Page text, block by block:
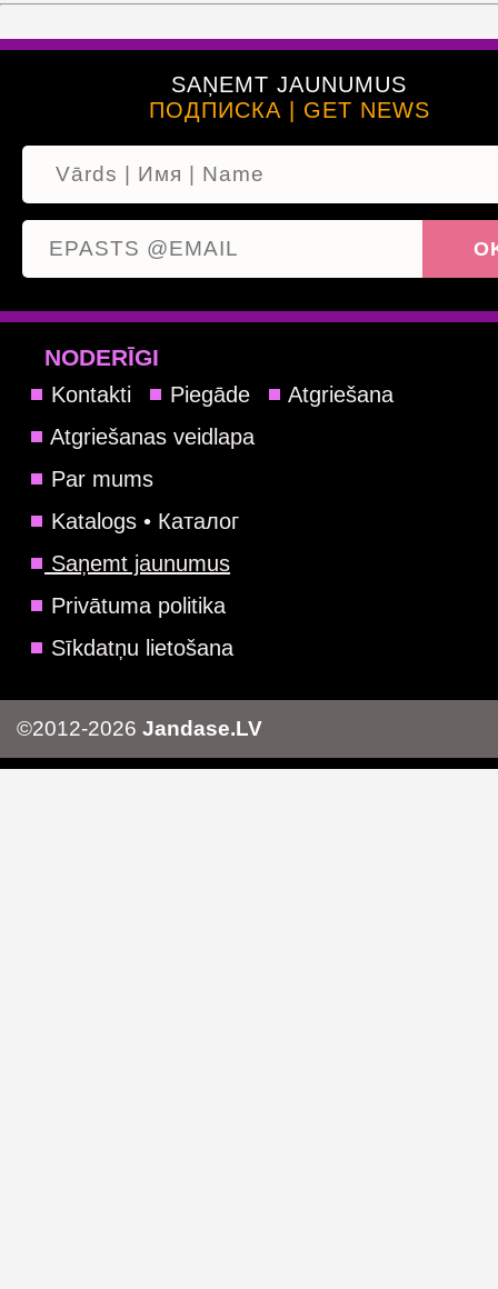
SAŅEMT JAUNUMUS
ПОДПИСКА | GET NEWS
NODERĪGI
Kontakti Piegāde
Atgriešana
Atgriešanas veidlapa
Par mums
Katalogs • Каталог
Saņemt jaunumus
Privātuma politika
Sīkdatņu lietošana
©2012-2026 Jandase.LV